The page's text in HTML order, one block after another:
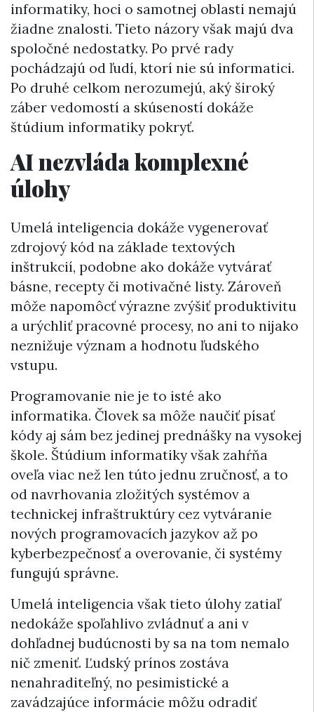
informatiky, hoci o samotnej oblasti nemajú
žiadne znalosti. Tieto názory však majú dva
spoločné nedostatky. Po prvé rady
pochádzajú od ľudí, ktorí nie sú informatici.
Po druhé celkom nerozumejú, aký široký
záber vedomostí a skúseností dokáže
štúdium informatiky pokryť.
AI nezvláda komplexné
úlohy
Umelá inteligencia dokáže vygenerovať
zdrojový kód na základe textových
inštrukcií, podobne ako dokáže vytvárať
básne, recepty či motivačné listy. Zároveň
môže napomôcť výrazne zvýšiť produktivitu
a urýchliť pracovné procesy, no ani to nijako
neznižuje význam a hodnotu ľudského
vstupu.
Programovanie nie je to isté ako
informatika. Človek sa môže naučiť písať
kódy aj sám bez jedinej prednášky na vysokej
škole. Štúdium informatiky však zahŕňa
oveľa viac než len túto jednu zručnosť, a to
od navrhovania zložitých systémov a
technickej infraštruktúry cez vytváranie
nových programovacích jazykov až po
kyberbezpečnosť a overovanie, či systémy
fungujú správne.
Umelá inteligencia však tieto úlohy zatiaľ
nedokáže spoľahlivo zvládnuť a ani v
dohľadnej budúcnosti by sa na tom nemalo
nič zmeniť. Ľudský prínos zostáva
nenahraditeľný, no pesimistické a
zavádzajúce informácie môžu odradiť